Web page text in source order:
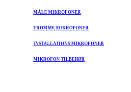
MÅLE MIKROFONER
TROMME MIKROFONER
INSTALLATIONS MIKROFONER
MIKROFON TILBEHØR